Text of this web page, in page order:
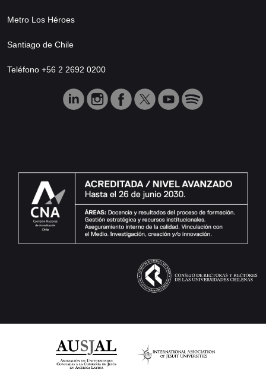
Metro Los Héroes
Santiago de Chile
Teléfono +56 2 2692 0200